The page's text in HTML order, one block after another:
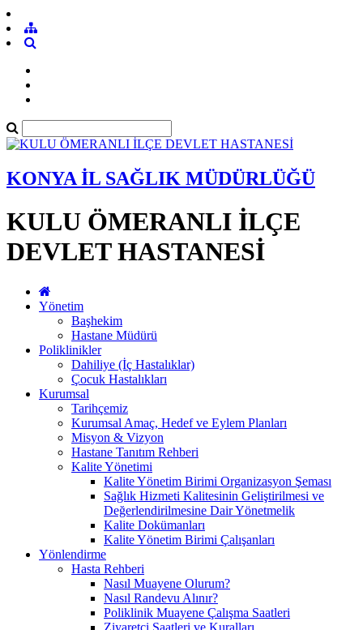
KONYA İL SAĞLIK MÜDÜRLÜĞÜ
KULU ÖMERANLI İLÇE
DEVLET HASTANESİ
Yönetim
Başhekim
Hastane Müdürü
Poliklinikler
Dahiliye (İç Hastalıklar)
Çocuk Hastalıkları
Kurumsal
Tarihçemiz
Kurumsal Amaç, Hedef ve Eylem Planları
Misyon & Vizyon
Hastane Tanıtım Rehberi
Kalite Yönetimi
Kalite Yönetim Birimi Organizasyon Şeması
Sağlık Hizmeti Kalitesinin Geliştirilmesi ve
Değerlendirilmesine Dair Yönetmelik
Kalite Dokümanları
Kalite Yönetim Birimi Çalışanları
Yönlendirme
Hasta Rehberi
Nasıl Muayene Olurum?
Nasıl Randevu Alınır?
Poliklinik Muayene Çalışma Saatleri
Ziyaretçi Saatleri ve Kuralları